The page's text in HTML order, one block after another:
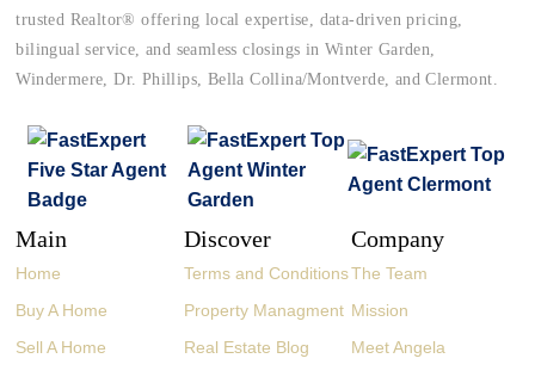
trusted Realtor® offering local expertise, data-driven pricing,
bilingual service, and seamless closings in Winter Garden,
Windermere, Dr. Phillips, Bella Collina/Montverde, and Clermont.
Main
Home
Buy A Home
Sell A Home
Discover
Terms and Conditions
Property Managment
Real Estate Blog
Company
The Team
Mission
Meet Angela